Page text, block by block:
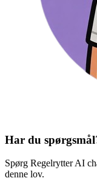
Har du
Spørg Regelrytter AI
denne lov.